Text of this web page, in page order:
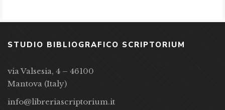
STUDIO BIBLIOGRAFICO SCRIPTORIUM
via Valsesia, 4 – 46100
Mantova (Italy)
info@libreriascriptorium.it